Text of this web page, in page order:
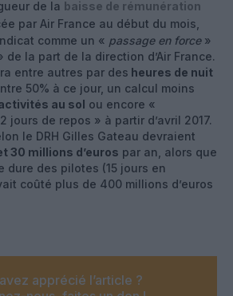
de la baisse de rémunération
par Air France au début du mois,
comme un « passage en force»
de la part de la direction d’Air France.
entre autres par des heures de nuit
50% à ce jour, un calcul moins
au sol ou encore «
jours de repos » à partir d’avril 2017.
le DRH Gilles Gateau devraient
30 millions d’euros par an, alors que
dure des pilotes (15 jours en
coûté plus de 400 millions d’euros
apprécié l’article ?